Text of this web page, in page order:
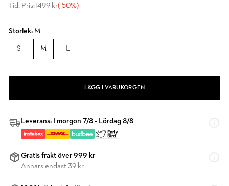
Tid. Pris:1499 kr(-50%)
Storlek: M
S M L
LÄGG I VARUKORGEN
Leverans: I morgon 7/8 - Lördag 8/8
Gratis frakt över 999 kr
Annars endast 39 kr